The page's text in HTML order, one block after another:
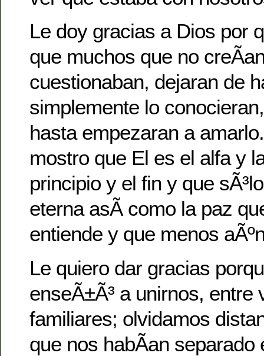
Le doy gracias a Dios por
que muchos que no
cuestionaban, dejaran de
simplemente lo
hasta empezaran a
mostro que El es el alfa y
principio y el fin y que
eterna asÃ­ como la paz
entiende y que menos
Le quiero dar gracias
enseÃ±Ã³ a unirnos, entre
familiares; olvidamos
que nos habÃ­an separado